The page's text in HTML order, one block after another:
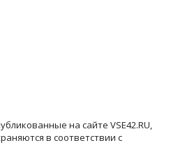
на сайте VSE42.RU,
в соответствии с